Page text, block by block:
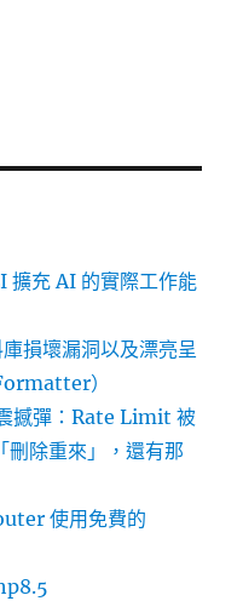
擴充 AI 的實際工作能
損壞漏洞以及漂亮呈
）
撼彈：Rate Limit 被
除重來」，還有那
使用免費的